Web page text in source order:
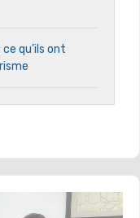
qu’ils ont